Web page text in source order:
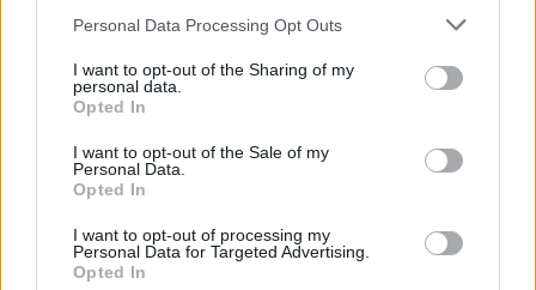
Personal Data Processing Opt Outs
I want to opt-out of the Sharing of my
personal data.
Opted In
I want to opt-out of the Sale of my
Personal Data.
Opted In
I want to opt-out of processing my
Personal Data for Targeted Advertising.
Opted In
Μάλιστα, η Έλενα Παπαρίζου δεν δίστασε να
που την ήθελαν να είχε σκλήρυνση κατά
πλάκας. «Ποια είναι η πιο παράξενη φήμη
που έχει γραφτεί για εσένα;», την ρώτησε ο
Fipster με την ίδια να απαντά: «Ότι έχω
σκλήρυνση κατά πλάκας».